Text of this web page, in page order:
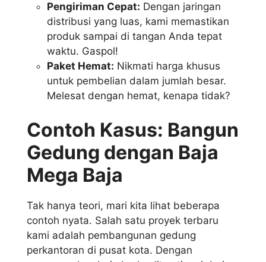
Pengiriman Cepat: Dengan jaringan
distribusi yang luas, kami memastikan
produk sampai di tangan Anda tepat
waktu. Gaspol!
Paket Hemat: Nikmati harga khusus
untuk pembelian dalam jumlah besar.
Melesat dengan hemat, kenapa tidak?
Contoh Kasus: Bangun
Gedung dengan Baja
Mega Baja
Tak hanya teori, mari kita lihat beberapa
contoh nyata. Salah satu proyek terbaru
kami adalah pembangunan gedung
perkantoran di pusat kota. Dengan